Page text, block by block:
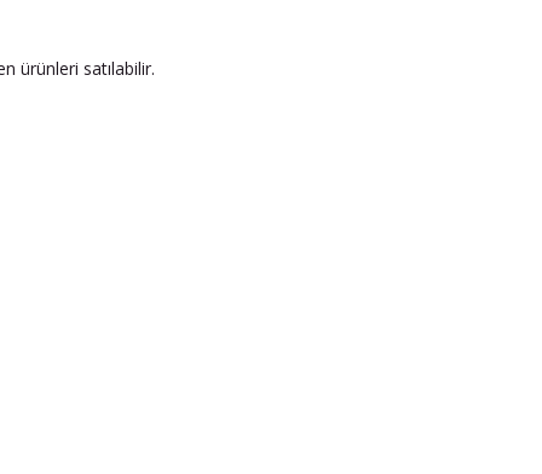
ürünleri satılabilir.